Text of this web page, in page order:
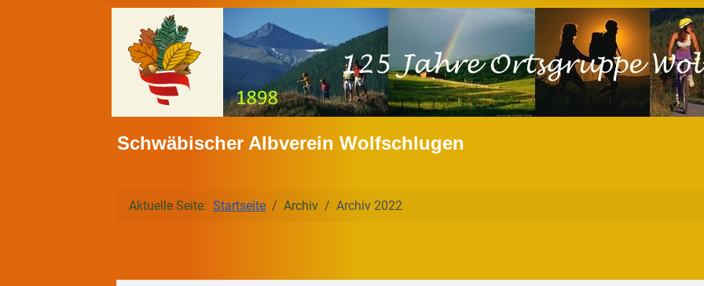
Schwäbischer Albverein Wolfschlugen
Aktuelle Seite: Startseite Archiv Archiv 2022